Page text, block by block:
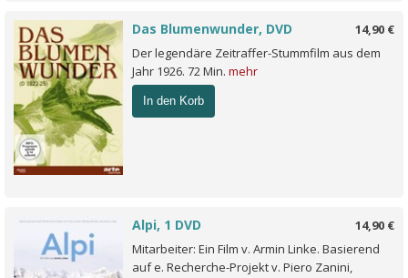
14,90 €
Das Blumenwunder, DVD
Der legendäre Zeitraffer-Stummfilm aus dem
Jahr 1926. 72 Min. mehr
In den Korb
14,90 €
Alpi, 1 DVD
Mitarbeiter: Ein Film v. Armin Linke. Basierend
auf e. Recherche-Projekt v. Piero Zanini,